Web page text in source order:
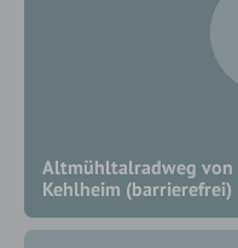
Altmühltalradweg von
Kehlheim (barrierefrei)